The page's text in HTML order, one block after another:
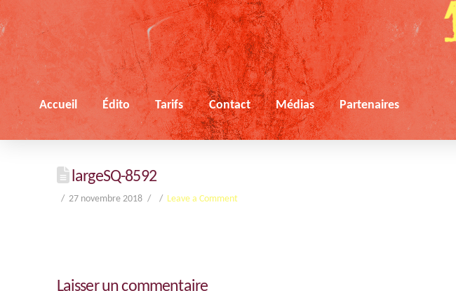
Accueil Édito Tarifs Contact Médias Partenaires
largeSQ-8592
27 novembre 2018 Leave a Comment
Laisser un commentaire